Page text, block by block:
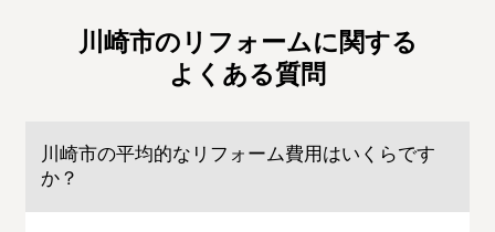
川崎市のリフォームに関する
よくある質問
川崎市の平均的なリフォーム費用はいくらです
か？